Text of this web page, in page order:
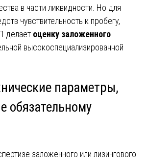
в части ликвидности. Но для
чувствительность к пробегу,
делает оценку заложенного
высокоспециализированной
параметры,
обязательному
заложенного или лизингового